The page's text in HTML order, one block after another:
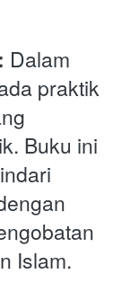
Dalam
praktik
Buku ini
Islam.